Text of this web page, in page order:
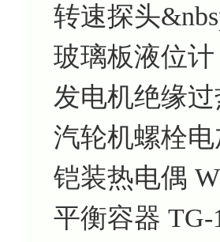
转速探头
玻璃板液位计
发电机绝缘
汽轮机螺栓电
铠装热电偶
平衡容器 TG-